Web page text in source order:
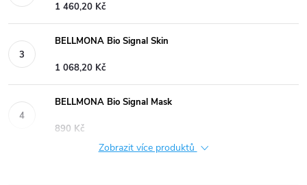
1 460,20 Kč
BELLMONA Bio Signal Skin
1 068,20 Kč
BELLMONA Bio Signal Mask
890 Kč
Zobrazit více produktů